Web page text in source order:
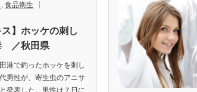
, 食品衛生
】ホッケの刺し
／秋田県
港で釣ったホッケを刺し
男性が、寄生虫のアニサ
発表した。男性は７日に